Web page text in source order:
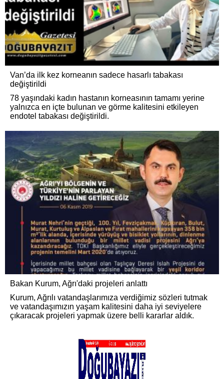
Van’da ilk kez korneanın sadece hasarlı tabakası
değiştirildi
78 yaşındaki kadın hastanın korneasının tamamı yerine
yalnızca en içte bulunan ve görme kalitesini etkileyen
endotel tabakası değiştirildi.
Bakan Kurum, Ağrı'daki projeleri anlattı
Kurum, Ağrılı vatandaşlarımıza verdiğimiz sözleri tutmak
ve vatandaşımızın yaşam kalitesini daha iyi seviyelere
çıkaracak projeleri yapmak üzere belli kararlar aldık.